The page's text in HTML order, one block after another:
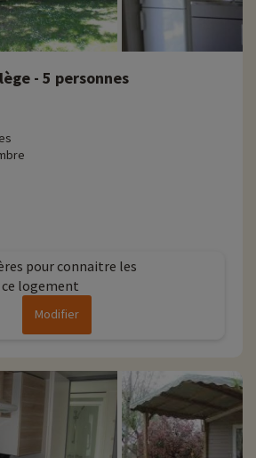
- 5 personnes
pour connaitre les
logement
Modifier